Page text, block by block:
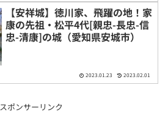
【安祥城】徳川家、飛躍の地！家
康の先祖・松平4代[親忠-長忠-信
忠-清康]の城（愛知県安城市）
2023.01.23 2023.02.01
スポンサーリンク